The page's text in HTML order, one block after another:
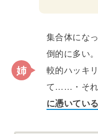
集合体にな
倒的に多い
較的ハッキ
て……・それ
に憑いてい